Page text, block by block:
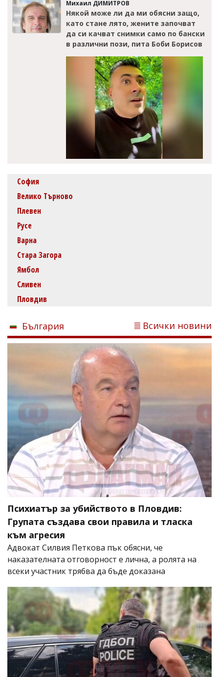
Михаил ДИМИТРОВ
Някой може ли да ми обясни защо,
като стане лято, жените започват
да си качват снимки само по бански
в различни пози, пита Боби Борисов
София
Велико Търново
Плевен
Русе
Варна
Стара Загора
Ямбол
Сливен
Пловдив
България Всички новини
Психиатър за убийството в Пловдив:
Групата създава свои правила и тласка
към агресия
Адвокат Силвия Петкова пък обясни, че
наказателната отговорност е лична, а ролята на
всеки участник трябва да бъде доказана